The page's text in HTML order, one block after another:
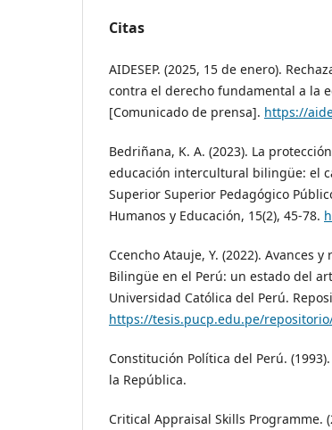
Citas
AIDESEP. (2025, 15 de enero).
contra el derecho fundamental a la
[Comunicado de prensa]. https://
Bedriñana, K. A. (2023). La
educación intercultural bilingüe: el
Superior Superior Pedagógico
Humanos y Educación, 15(2), 45-78.
Ccencho Atauje, Y. (2022). Avances
Bilingüe en el Perú: un estado del
Universidad Católica del Perú.
https://tesis.pucp.edu.pe/
Constitución Política del Perú.
la República.
Critical Appraisal Skills Programme.